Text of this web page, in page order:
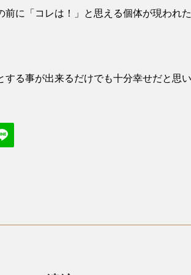
に「コレは！」と思える個体が現われた
る事が出来るだけでも十分幸せだと思い